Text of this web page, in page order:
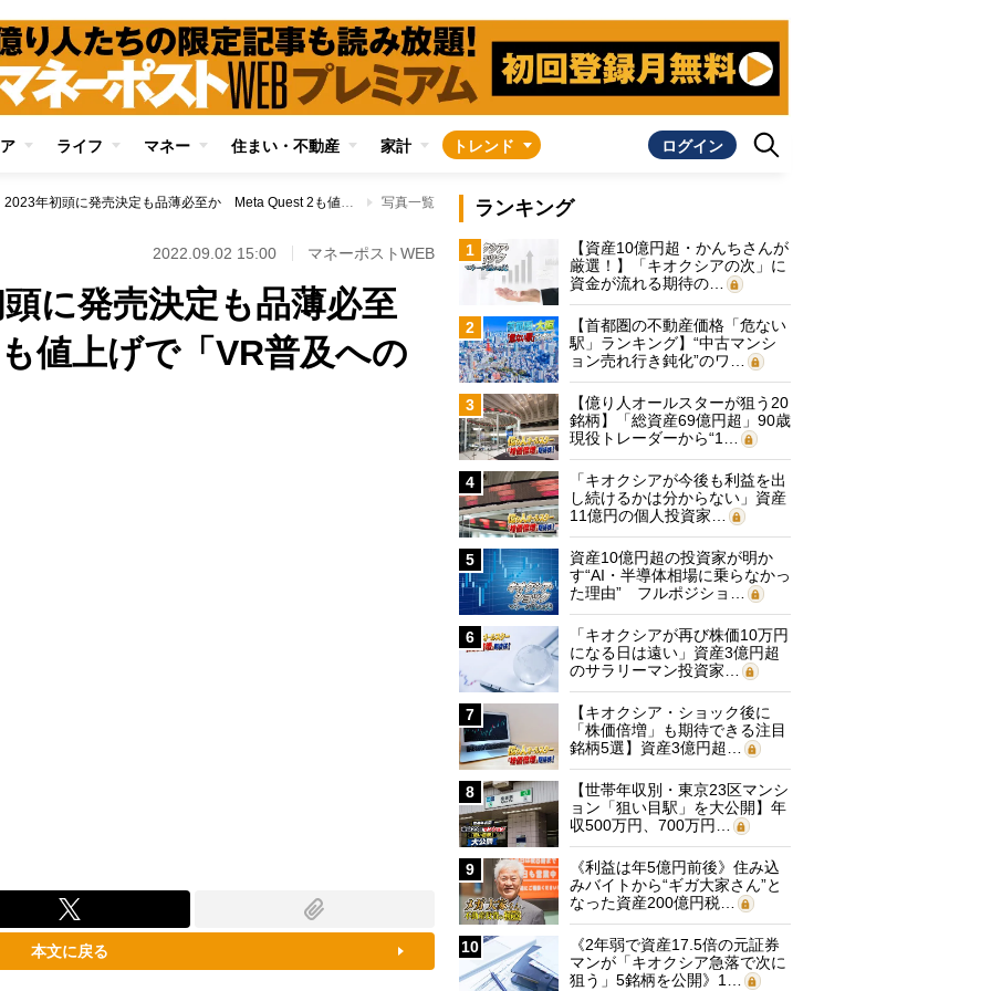
ライフ マネー 住まい・不動産 家計 トレンド ログイン
PSVR2、2023年初頭に発売決定も品薄必至か Meta Quest 2も値上げで「VR普及への道は遠い」 写真一覧
2022.09.02 15:00 マネーポストWEB
に発売決定も品薄必至
値上げで「VR普及への
本文に戻る
ランキング
1
【資産10億円超・かんちさんが
厳選！】「キオクシアの次」に
資金が流れる期待の…
2
【首都圏の不動産価格「危ない
駅」ランキング】“中古マンシ
ョン売れ行き鈍化”のワ…
3
【億り人オールスターが狙う20
銘柄】「総資産69億円超」90歳
現役トレーダーから“1…
4
「キオクシアが今後も利益を出
し続けるかは分からない」資産
11億円の個人投資家…
5
資産10億円超の投資家が明か
す“AI・半導体相場に乗らなかっ
た理由” フルポジショ…
6
「キオクシアが再び株価10万円
になる日は遠い」資産3億円超
のサラリーマン投資家…
7
【キオクシア・ショック後に
「株価倍増」も期待できる注目
銘柄5選】資産3億円超…
8
【世帯年収別・東京23区マンシ
ョン「狙い目駅」を大公開】年
収500万円、700万円…
9
《利益は年5億円前後》住み込
みバイトから“ギガ大家さん”と
なった資産200億円税…
10
《2年弱で資産17.5倍の元証券
マンが「キオクシア急落で次に
狙う」5銘柄を公開》1…